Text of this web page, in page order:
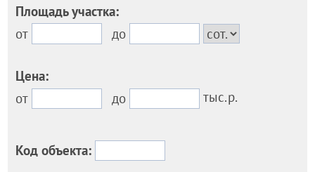
Площадь участка:
от
до
Цена:
от
до тыс.р.
Код объекта: